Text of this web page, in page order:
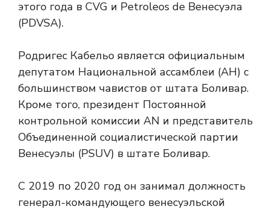
этого года в CVG и Petroleos de Венесуэла
(PDVSA).
Родригес Кабельо является официальным
депутатом Национальной ассамблеи (АН) с
большинством чавистов от штата Боливар.
Кроме того, президент Постоянной
контрольной комиссии AN и представитель
Объединенной социалистической партии
Венесуэлы (PSUV) в штате Боливар.
С 2019 по 2020 год он занимал должность
генерал-командующего венесуэльской